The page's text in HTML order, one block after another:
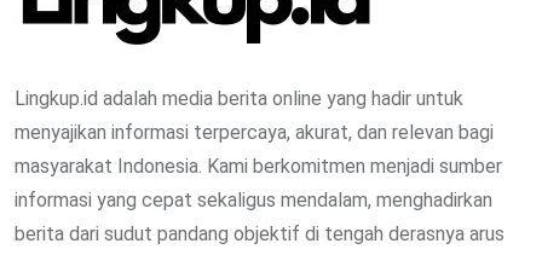
Lingkup.id adalah media berita online yang hadir untuk
menyajikan informasi terpercaya, akurat, dan relevan bagi
masyarakat Indonesia. Kami berkomitmen menjadi sumber
informasi yang cepat sekaligus mendalam, menghadirkan
berita dari sudut pandang objektif di tengah derasnya arus